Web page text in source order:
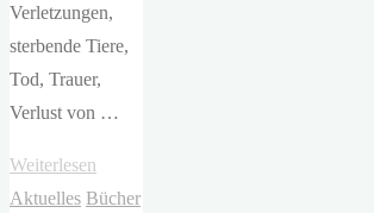
Verletzungen,
sterbende Tiere,
Tod, Trauer,
Verlust von …
Weiterlesen
Yarros
Aktuelles Bücher